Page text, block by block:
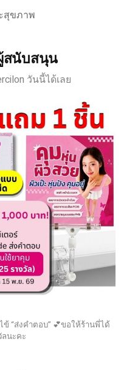
สุขภาพ
สนับสนุน
วันนี้ได้เลย
“ส่งคำตอบ” 💕ขอให้ร้านพี่ได้
ลนะคะ